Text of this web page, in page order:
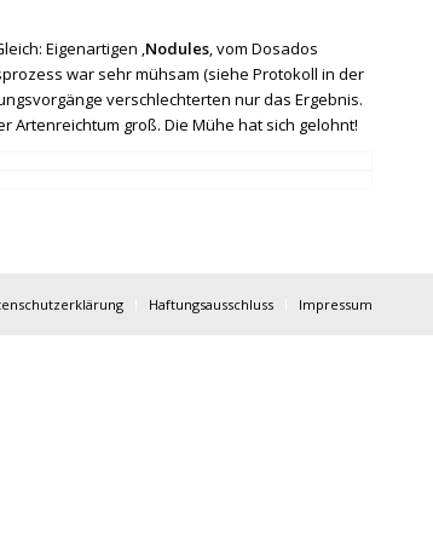
Eigenartigen ‚Nodules‚ vom Dosados
war sehr mühsam (siehe Protokoll in der
verschlechterten nur das Ergebnis.
groß. Die Mühe hat sich gelohnt!
Haftungsausschluss Impressum